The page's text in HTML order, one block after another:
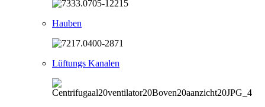
Hauben
Lüftungs Kanalen